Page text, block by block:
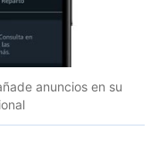
anuncios en su